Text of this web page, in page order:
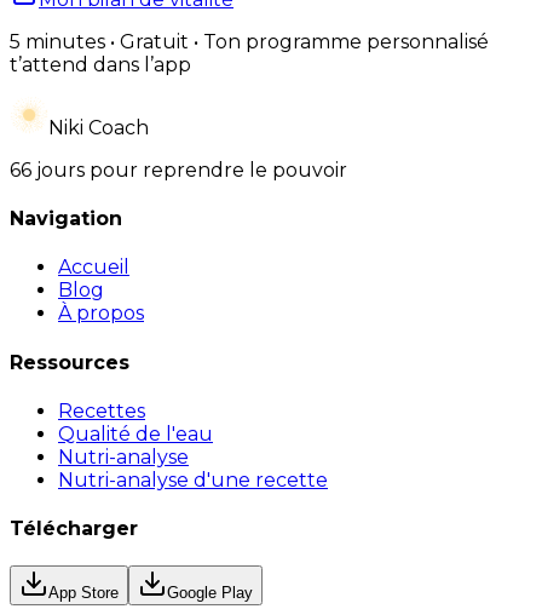
5 minutes • Gratuit • Ton programme personnalisé
t’attend dans l’app
Niki Coach
66 jours pour reprendre le pouvoir
Navigation
Accueil
Blog
À propos
Ressources
Recettes
Qualité de l'eau
Nutri-analyse
Nutri-analyse d'une recette
Télécharger
App Store Google Play